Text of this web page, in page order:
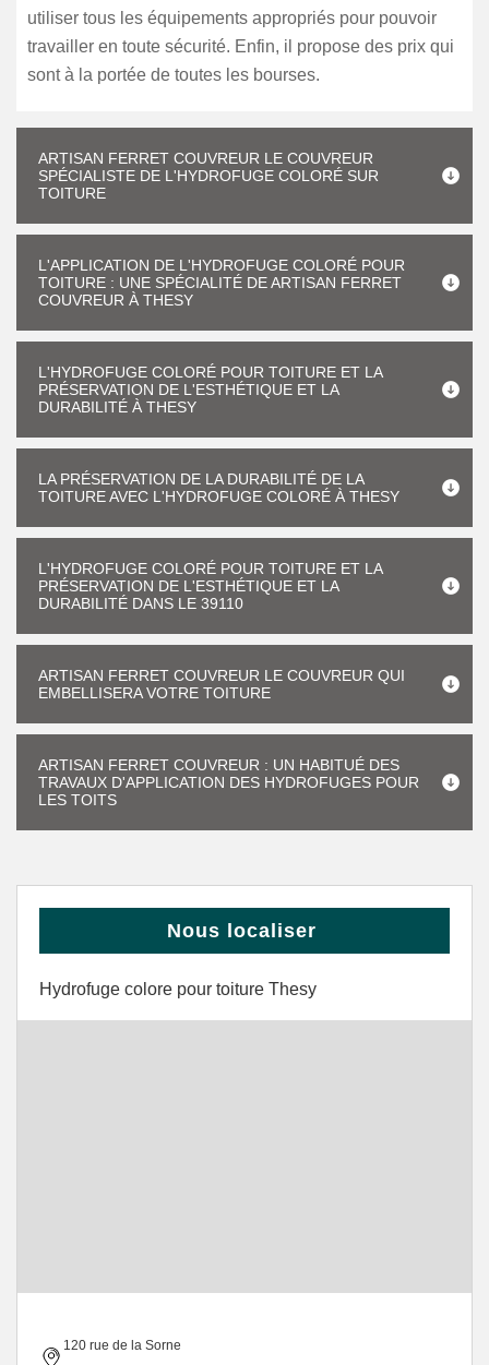
utiliser tous les équipements appropriés pour pouvoir
travailler en toute sécurité. Enfin, il propose des prix qui
sont à la portée de toutes les bourses.
ARTISAN FERRET COUVREUR LE COUVREUR
SPÉCIALISTE DE L'HYDROFUGE COLORÉ SUR
TOITURE
L'APPLICATION DE L'HYDROFUGE COLORÉ POUR
TOITURE : UNE SPÉCIALITÉ DE ARTISAN FERRET
COUVREUR À THESY
L'HYDROFUGE COLORÉ POUR TOITURE ET LA
PRÉSERVATION DE L'ESTHÉTIQUE ET LA
DURABILITÉ À THESY
LA PRÉSERVATION DE LA DURABILITÉ DE LA
TOITURE AVEC L'HYDROFUGE COLORÉ À THESY
L'HYDROFUGE COLORÉ POUR TOITURE ET LA
PRÉSERVATION DE L'ESTHÉTIQUE ET LA
DURABILITÉ DANS LE 39110
ARTISAN FERRET COUVREUR LE COUVREUR QUI
EMBELLISERA VOTRE TOITURE
ARTISAN FERRET COUVREUR : UN HABITUÉ DES
TRAVAUX D'APPLICATION DES HYDROFUGES POUR
LES TOITS
Nous localiser
Hydrofuge colore pour toiture Thesy
120 rue de la Sorne